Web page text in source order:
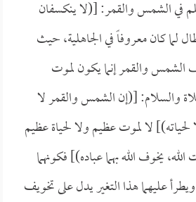
في الشمس والقمر: [(لا ينكسفان
لما كان معروفاً في الجاهلية، حيث
الشمس والقمر إنما يكون لموت
والسلام: [(إن الشمس والقمر لا
لا لموت عظيم ولا لحياة عظيم
يخوف الله بهما عباده)] فكونهما
عليهما هذا التغير يدل على تخويف